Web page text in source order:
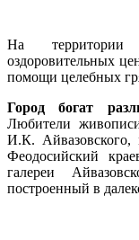
На территории
оздоровительных
помощи целебных
Город богат
Любители
И.К.
Феодосийский
галереи
построенный в